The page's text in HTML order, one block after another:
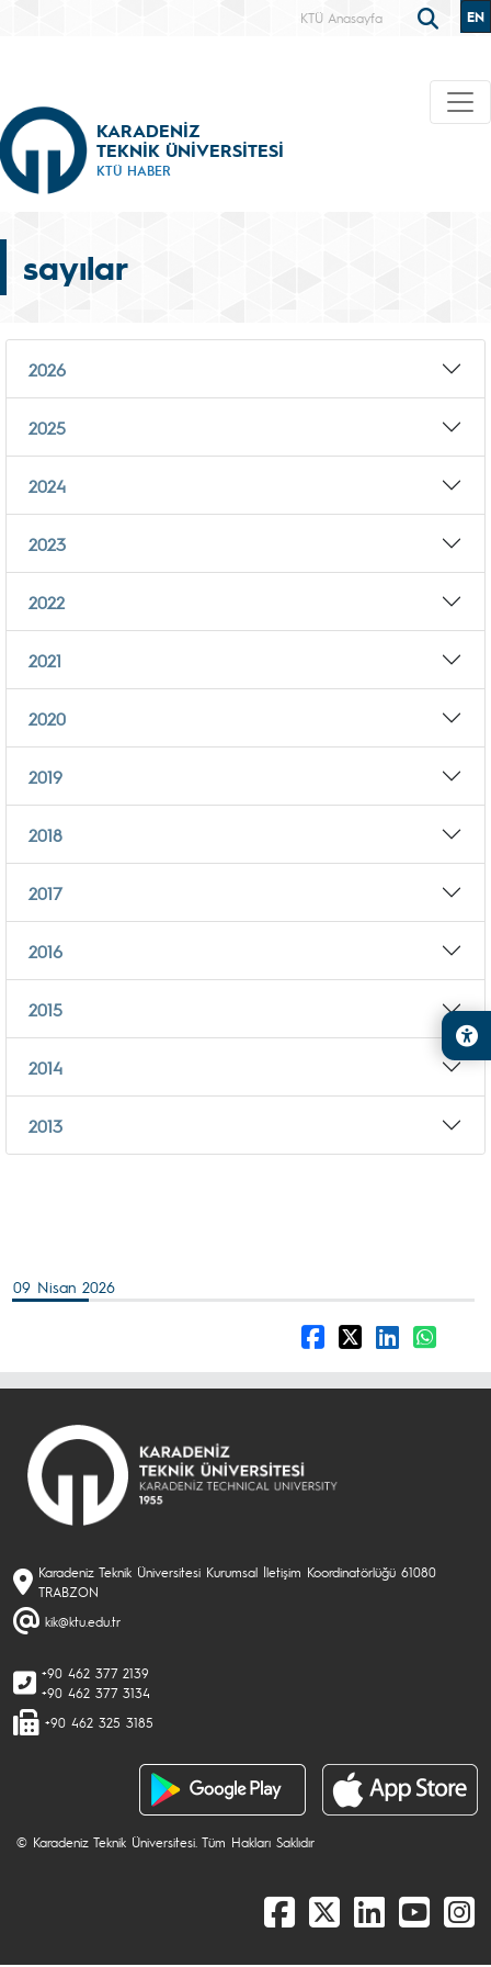
KTÜ Anasayfa EN
KARADENİZ
TEKNİK ÜNİVERSİTESİ
KTÜ HABER
sayılar
2026
2025
2024
2023
2022
2021
2020
2019
2018
2017
2016
2015
2014
2013
09 Nisan 2026
Karadeniz Teknik Üniversitesi Kurumsal İletişim Koordinatörlüğü 61080
TRABZON
kik@ktu.edu.tr
+90 462 377 2139
+90 462 377 3134
+90 462 325 3185
© Karadeniz Teknik Üniversitesi. Tüm Hakları Saklıdır